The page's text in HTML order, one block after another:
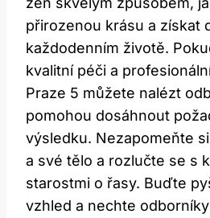
přirozenou krásu a získat
každodenním životě.
kvalitní péči a
Praze 5 můžete nalézt
pomohou dosáhnout
výsledku. Nezapomeňte
a své tělo a rozlučte se s
starostmi o řasy. Buďte
vzhled a nechte